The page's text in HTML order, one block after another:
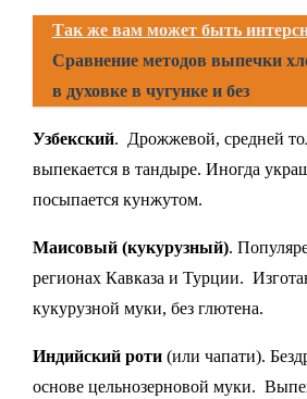
Так же вам может быть
Сравнение методов выпечки
в духовке в чугунке и без
Узбекский. Дрожжевой, средней
выпекается в тандыре. Иногда
посыпается кунжутом.
Маисовый (кукурузный).
регионах Кавказа и Турции.
кукурузной муки, без глютена.
Индийский роти(или чапати).
основе цельнозерновой муки.